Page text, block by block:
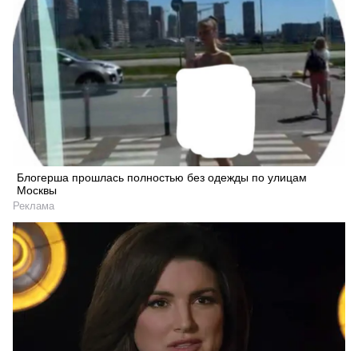
Блогерша прошлась полностью без одежды по улицам
Москвы
Реклама